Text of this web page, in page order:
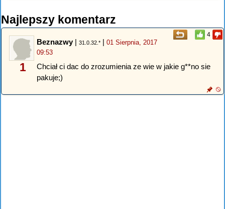
Najlepszy komentarz
4
1
Beznazwy| 31.0.32.* | 01 Sierpnia, 2017
09:53
Chciał ci dac do zrozumienia ze wie w jakie g**no sie
pakuje;)